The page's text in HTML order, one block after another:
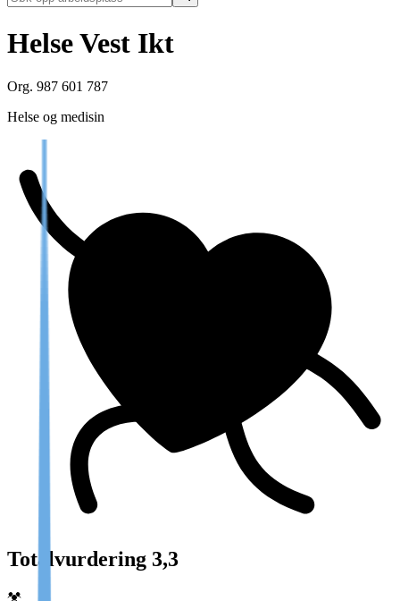
Helse Vest Ikt
Org. 987 601 787
Helse og medisin
Totalvurdering 3,3